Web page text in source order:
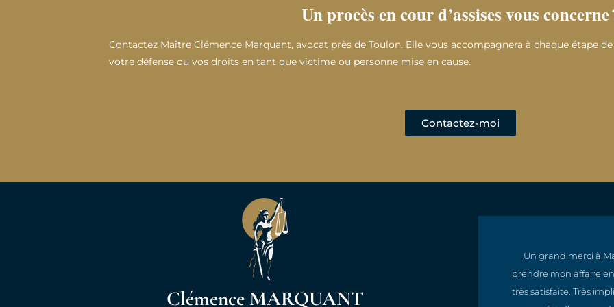
Un procès en cour d’assises vous concerne
Contactez Maître Clémence Marquant, avocat près de Toulon. Elle vous accompagnera à chaque étape
votre défense ou vos droits en tant que victime ou personne mise en cause.
Contactez-moi
Clémence MARQUANT
Maître Marquant est très professionnelle, compréhensive, efficace
et rassurante. Une assistance de haute qualité et une réactivité
exemplaire. Satisfaction sur toute la ligne.
Un grand merci à
prendre mon affaire
très satisfaite. Très